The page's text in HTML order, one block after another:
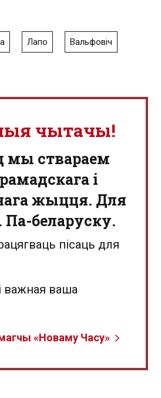
Лапо Вальфовіч
чытачы!
мы ствараем
і
жыцця. Для
Па-беларуску.
пісаць для
важная ваша
«Новаму Часу»